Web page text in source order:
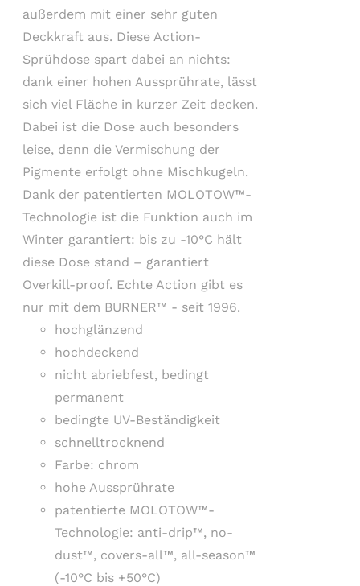
außerdem mit einer sehr guten
Deckkraft aus. Diese Action-
Sprühdose spart dabei an nichts:
dank einer hohen Aussprührate, lässt
sich viel Fläche in kurzer Zeit decken.
Dabei ist die Dose auch besonders
leise, denn die Vermischung der
Pigmente erfolgt ohne Mischkugeln.
Dank der patentierten MOLOTOW™-
Technologie ist die Funktion auch im
Winter garantiert: bis zu -10°C hält
diese Dose stand – garantiert
Overkill-proof. Echte Action gibt es
nur mit dem BURNER™ - seit 1996.
hochglänzend
hochdeckend
nicht abriebfest, bedingt
permanent
bedingte UV-Beständigkeit
schnelltrocknend
Farbe: chrom
hohe Aussprührate
patentierte MOLOTOW™-
Technologie: anti-drip™, no-
dust™, covers-all™, all-season™
(-10°C bis +50°C)